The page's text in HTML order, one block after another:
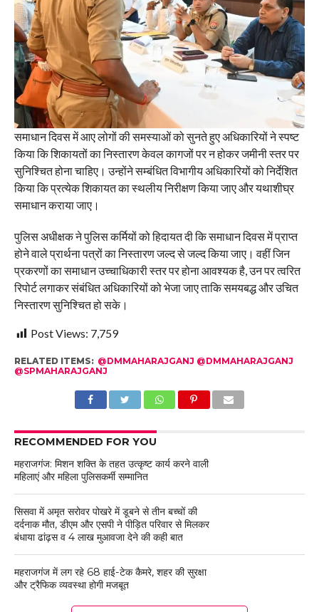
समाधान दिवस में आए लोगों की समस्याओं को सुनते हुए अधिकारियों ने स्पष्ट
किया कि शिकायतों का निस्तारण केवल कागजों पर न होकर जमीनी स्तर पर
सुनिश्चित होना चाहिए। उन्होंने सम्बंधित विभागीय अधिकारियों को निर्देशित
किया कि प्रत्येक शिकायत का स्थलीय निरीक्षण किया जाए और यथाशीघ्र
समाधान कराया जाए।
पुलिस अधीक्षक ने पुलिस कर्मियों को हिदायत दी कि समाधान दिवस में प्राप्त
होने वाले प्रार्थना पत्रों का निस्तारण जल्द से जल्द किया जाए। वहीं जिन
प्रकरणों का समाधान उच्चाधिकारी स्तर पर होना आवश्यक है, उन पर त्वरित
रिपोर्ट लगाकर संबंधित अधिकारियों को भेजा जाए ताकि समयबद्ध और उचित
निस्तारण सुनिश्चित हो सके।
Post Views: 7,759
RELATED ITEMS: @DMMAHARAJGANJ @DMMAHARAJGANJ
@SPMAHARAJGANJ
RECOMMENDED FOR YOU
महराजगंज: मिशन शक्ति के तहत उत्कृष्ट कार्य करने वाली
महिलाएं और महिला पुलिसकर्मी सम्मानित
सिसवा में अमृत सरोवर पोखरे में डूबने से तीन बच्चों की
दर्दनाक मौत, डीएम और एसपी ने पीड़ित परिवार से मिलकर
बंधाया ढांढ़स व 4 लाख मुआवजा देने की कही बात
महराजगंज में लग रहे 68 हाई-टेक कैमरे, शहर की सुरक्षा
और ट्रैफिक व्यवस्था होगी मजबूत